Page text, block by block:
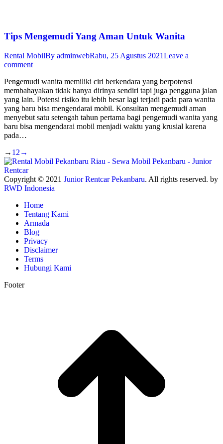
Tips Mengemudi Yang Aman Untuk Wanita
Rental MobilBy adminwebRabu, 25 Agustus 2021Leave a
comment
Pengemudi wanita memiliki ciri berkendara yang berpotensi
membahayakan tidak hanya dirinya sendiri tapi juga pengguna jalan
yang lain. Potensi risiko itu lebih besar lagi terjadi pada para wanita
yang baru bisa mengendarai mobil. Konsultan mengemudi aman
menyebut satu setengah tahun pertama bagi pengemudi wanita yang
baru bisa mengendarai mobil menjadi waktu yang krusial karena
pada…
→ 1 2 →
Copyright © 2021 Junior Rentcar Pekanbaru. All rights reserved. by
RWD Indonesia
Home
Tentang Kami
Armada
Blog
Privacy
Disclaimer
Terms
Hubungi Kami
Footer